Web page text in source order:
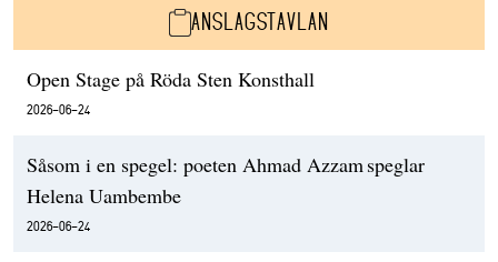
ANSLAGSTAVLAN
Open Stage på Röda Sten Konsthall
2026-06-24
Såsom i en spegel: poeten Ahmad Azzam speglar
Helena Uambembe
2026-06-24